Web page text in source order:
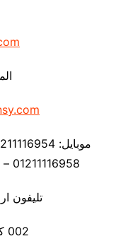
تليفون ارضي
002 كود مصر قبل الرقم